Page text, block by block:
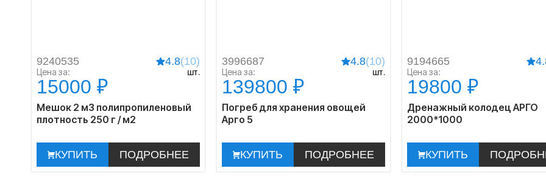
9240535 4.8(10)
Цена за: шт.
15000 ₽
Мешок 2 м3 полипропиленовый
плотность 250 г / м2
КУПИТЬ ПОДРОБНЕЕ
3996687 4.8(10)
Цена за: шт.
139800 ₽
Погреб для хранения овощей
Арго 5
КУПИТЬ ПОДРОБНЕЕ
9194665
Цена за:
19800 ₽
Дренажный колодец АРГО
2000*1000
КУПИТЬ